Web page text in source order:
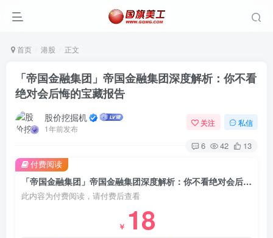
首页 港股 正文
「帝国金融集团」帝国金融集团深度解析：你不看
绝对会后悔的宝藏报告
股价挖掘机
1年前发布
关注 私信
6 42 13
「帝国金融集团」帝国金融集团深度解析：你不看绝对会后悔的宝藏报告
此内容为付费阅读，请付费后查看
￥ 18
付费阅读